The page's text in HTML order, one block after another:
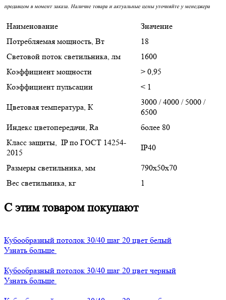
продавцом в момент заказа. Наличие товара и актуальные цены уточняйте у менеджера
Наименование
Значение
Потребляемая мощность, Вт
18
Световой поток светильника, лм
1600
Коэффициент мощности
> 0,95
Коэффициент пульсации
< 1
Цветовая температура, К
3000 / 4000 / 5000 /
6500
Индекс цветопередачи, Ra
более 80
Класс защиты, IP по ГОСТ 14254-
2015
IP40
Размеры светильника, мм
790x50x70
Вес светильника, кг
1
С этим товаром покупают
Кубообразный потолок 30/40 шаг 20 цвет белый
Узнать больше
Кубообразный потолок 30/40 шаг 20 цвет черный
Узнать больше